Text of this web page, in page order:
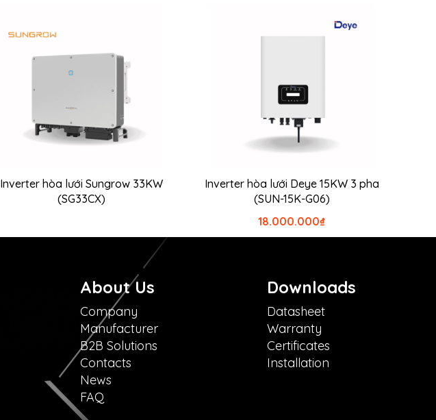
Inverter hòa lưới Sungrow 33KW
(SG33CX)
Inverter hòa lưới Deye 15KW 3 pha
(SUN-15K-G06)
₫
18.000.000
About Us
Company
Manufacturer
B2B Solutions
Contacts
News
FAQ
Downloads
Datasheet
Warranty
Certificates
Installation